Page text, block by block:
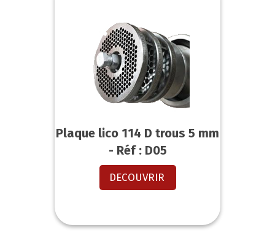
Plaque lico 114 D trous 5 mm
- Réf : D05
DECOUVRIR